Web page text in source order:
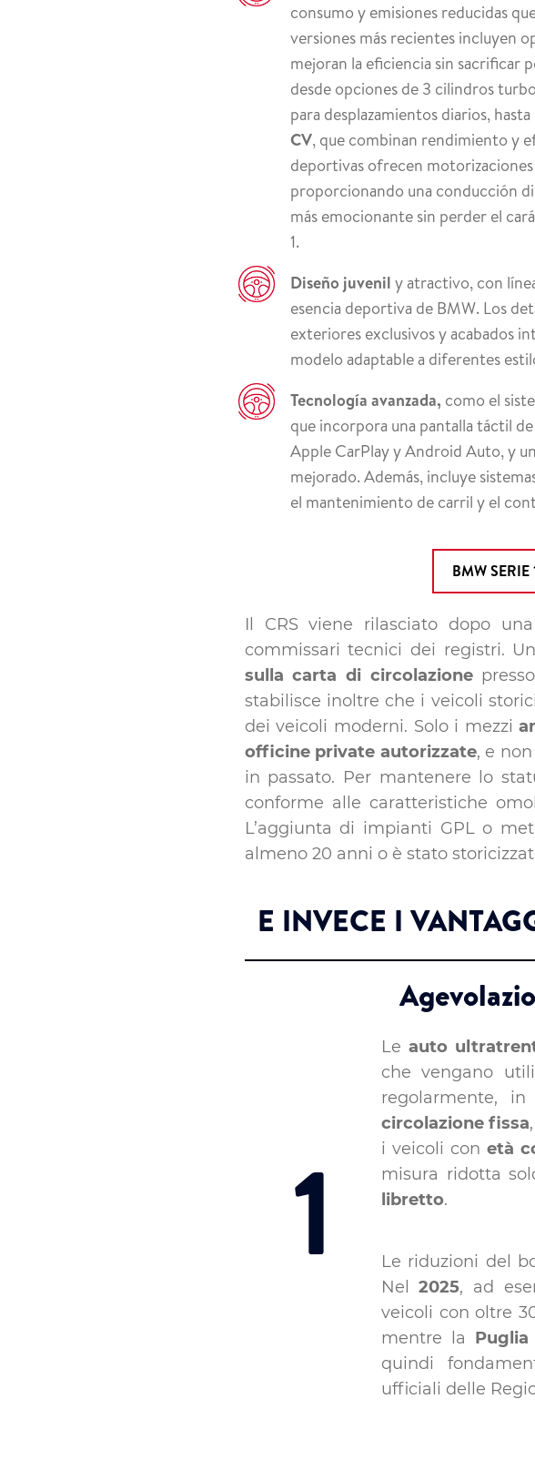
consumo y emisiones reducidas
versiones más recientes incluyen
mejoran la eficiencia sin sacrificar
desde opciones de 3 cilindros
para desplazamientos diarios,
CV, que combinan rendimiento y
deportivas ofrecen motorizaciones
proporcionando una conducción
más emocionante sin perder el
1.
Diseño juvenil y atractivo, con
esencia deportiva de BMW. Los
exteriores exclusivos y acabados
modelo adaptable a diferentes
Tecnología avanzada, como el
que incorpora una pantalla táctil
Apple CarPlay y Android Auto, y
mejorado. Además, incluye
el mantenimiento de carril y el
BMW SERIE
Il CRS viene rilasciato dopo
commissari tecnici dei registri.
sulla carta di circolazione
stabilisce inoltre che i veicoli
dei veicoli moderni. Solo i mezzi
officine private autorizzate, e
in passato. Per mantenere lo
conforme alle caratteristiche
L’aggiunta di impianti GPL o
almeno 20 anni o è stato
E INVECE I
1
Le auto
che vengano
regolarmente,
circolazione fissa
i veicoli con età
misura ridotta
libretto.
Le riduzioni del
Nel2025, ad
veicoli con oltre
mentre la Puglia
quindi
ufficiali delle